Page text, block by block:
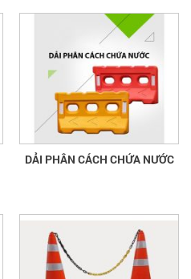
DẢI PHÂN CÁCH CHỨA NƯỚC